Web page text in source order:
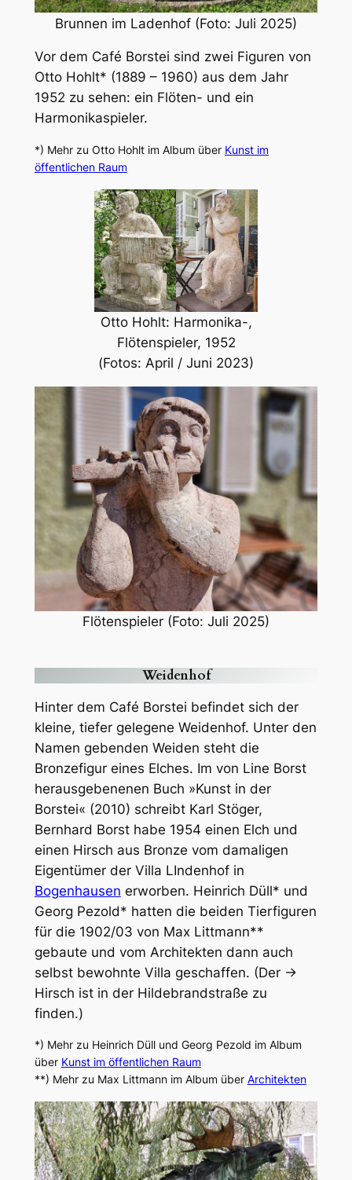
Brunnen im Ladenhof (Foto: Juli 2025)
Vor dem Café Borstei sind zwei Figuren von
Otto Hohlt* (1889 – 1960) aus dem Jahr
1952 zu sehen: ein Flöten- und ein
Harmonikaspieler.
*) Mehr zu Otto Hohlt im Album über Kunst im
öffentlichen Raum
Otto Hohlt: Harmonika-,
Flötenspieler, 1952
(Fotos: April / Juni 2023)
Flötenspieler (Foto: Juli 2025)
Weidenhof
Hinter dem Café Borstei befindet sich der
kleine, tiefer gelegene Weidenhof. Unter den
Namen gebenden Weiden steht die
Bronzefigur eines Elches. Im von Line Borst
herausgebenenen Buch »Kunst in der
Borstei« (2010) schreibt Karl Stöger,
Bernhard Borst habe 1954 einen Elch und
einen Hirsch aus Bronze vom damaligen
Eigentümer der Villa LIndenhof in
Bogenhausen erworben. Heinrich Düll* und
Georg Pezold* hatten die beiden Tierfiguren
für die 1902/03 von Max Littmann**
gebaute und vom Architekten dann auch
selbst bewohnte Villa geschaffen. (Der →
Hirsch ist in der Hildebrandstraße zu
finden.)
*) Mehr zu Heinrich Düll und Georg Pezold im Album
über Kunst im öffentlichen Raum
**) Mehr zu Max Littmann im Album über Architekten